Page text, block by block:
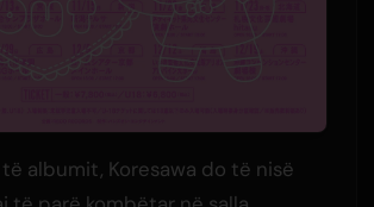
albumit, Koresawa do të nisë